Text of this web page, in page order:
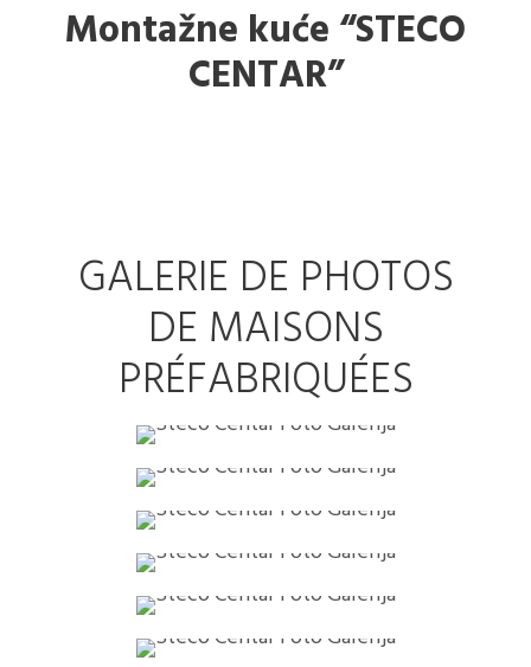
Montažne kuće “STECO
CENTAR”
GALERIE DE PHOTOS
DE MAISONS
PRÉFABRIQUÉES